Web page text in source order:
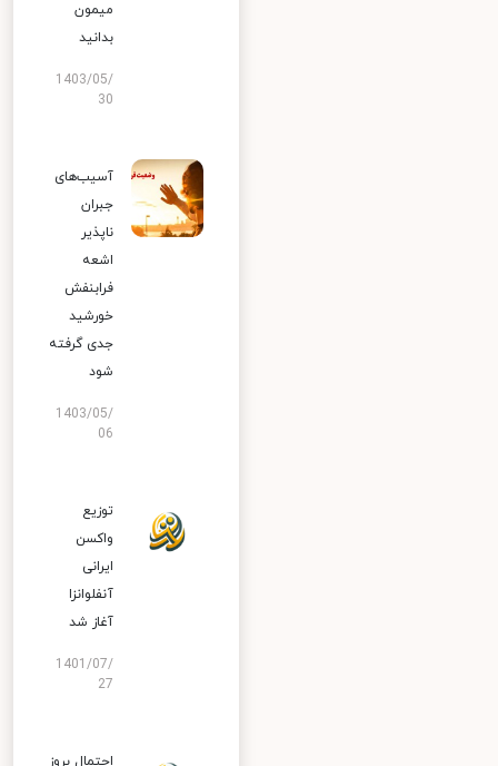
میمون
بدانید
1403/05/
30
آسیب‌های
جبران
ناپذیر
اشعه
فرابنفش
خورشید
جدی گرفته
شود
1403/05/
06
توزیع
واکسن
ایرانی
آنفلوانزا
آغاز شد
1401/07/
27
احتمال بروز